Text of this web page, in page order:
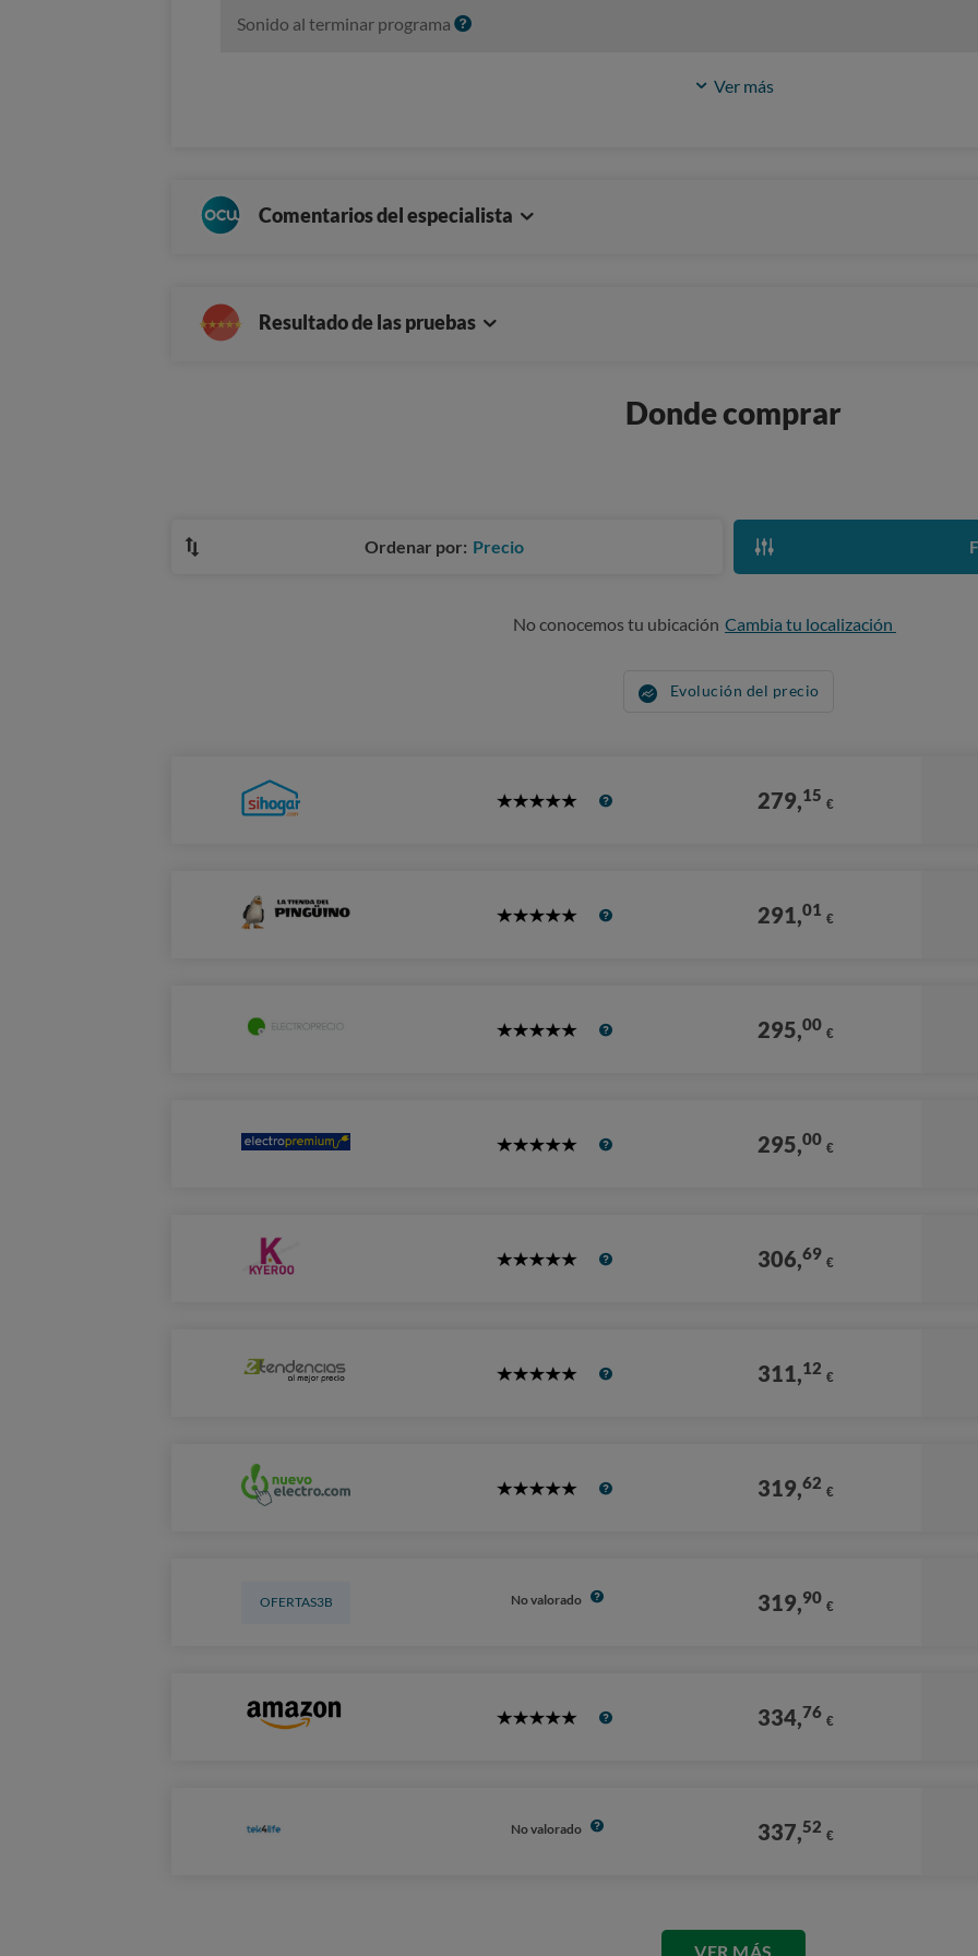
Sonido al terminar programa I
Ver más
Comentarios del especialista
Resultado de las pruebas
Donde comprar
Ordenar por: Precio
No conocemos tu ubicación Cambia tu localización
Evolución del precio
5
279,15 €
5
291,01 €
5
295,00 €
5
295,00 €
5
306,69 €
5
311,12 €
5
319,62 €
OFERTAS3B No valorado 319,90 €
5
334,76 €
No valorado 337,52 €
VER MÁS